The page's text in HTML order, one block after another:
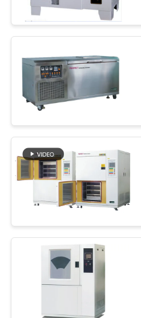
CONTROLLO
DI
QUALITÀ
RICHIEDA
UNA
CITAZIONE
MAPPA
PRIVACY
POLICY